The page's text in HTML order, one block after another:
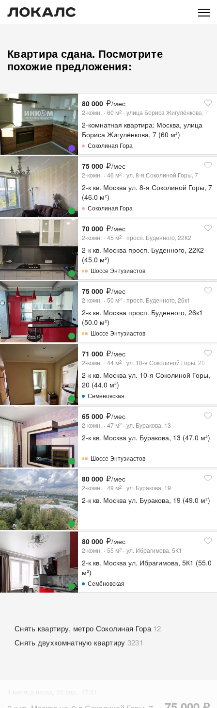
Квартира сдана. Посмотрите
похожие предложения:
80 000 /мес
2-комн. 60 м2 улица Бориса Жигулёнкова, 7
2-комнатная квартира: Москва, улица
Бориса Жигулёнкова, 7 (60 м²)
Соколиная Гора
75 000 /мес
2-комн. 46 м2 ул. 8-я Соколиной Горы, 7
2-к кв. Москва ул. 8-я Соколиной Горы, 7
(46.0 м²)
Соколиная Гора
70 000 /мес
2-комн. 45 м2 просп. Буденного, 22К2
2-к кв. Москва просп. Буденного, 22К2
(45.0 м²)
Шоссе Энтузиастов
75 000 /мес
2-комн. 50 м2 просп. Буденного, 26к1
2-к кв. Москва просп. Буденного, 26к1
(50.0 м²)
Шоссе Энтузиастов
71 000 /мес
2-комн. 44 м2 ул. 10-я Соколиной Горы, 20
2-к кв. Москва ул. 10-я Соколиной Горы,
20 (44.0 м²)
Семёновская
65 000 /мес
2-комн. 47 м2 ул. Буракова, 13
2-к кв. Москва ул. Буракова, 13 (47.0 м²)
Шоссе Энтузиастов
80 000 /мес
2-комн. 49 м2 ул. Буракова, 19
2-к кв. Москва ул. Буракова, 19 (49.0 м²)
80 000 /мес
2-комн. 55 м2 ул. Ибрагимова, 5К1
2-к кв. Москва ул. Ибрагимова, 5К1 (55.0
м²)
Семёновская
Снять квартиру, метро Соколиная Гора 12
Снять двухкомнатную квартиру 3231